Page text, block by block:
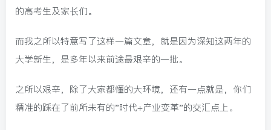
的高考生及家长们。
而我之所以特意写了这样一篇文章，就是因为深知这两年的
大学新生，是多年以来前途最艰辛的一批。
之所以艰辛，除了大家都懂的大环境，还有一点就是，你们
精准的踩在了前所未有的”时代+产业变革”的交汇点上。